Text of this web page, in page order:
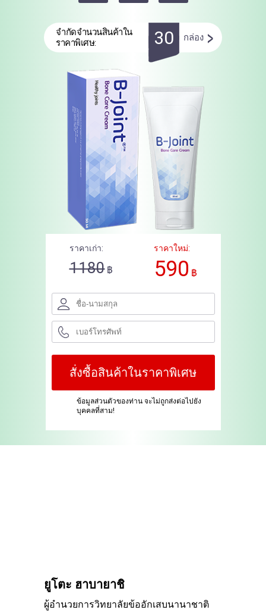
จำกัดจำนวนสินค้าใน
ราคาพิเศษ:
30 กล่อง >
ราคาเก่า:
1180 ฿
ราคาใหม่:
590 ฿
สั่งซื้อสินค้าในราคาพิเศษ
ข้อมูลส่วนตัวของท่าน จะไม่ถูกส่งต่อไปยัง
บุคคลที่สาม!
ยูโตะ ฮาบายาชิ
ผู้อำนวยการวิทยาลัยข้ออักเสบนานาชาติ